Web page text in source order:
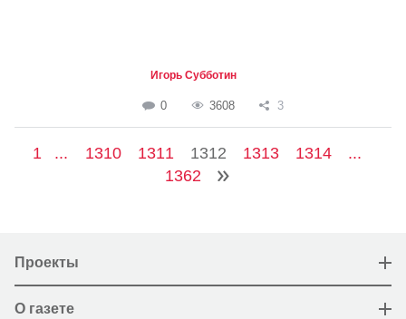
Игорь Субботин
0 3608 3
1 ... 1310 1311 1312 1313 1314
...
1362
Проекты
О газете